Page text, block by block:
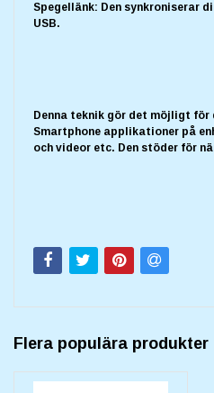
Spegellänk: Den synkroniserar
USB.
Denna teknik gör det möjligt
Smartphone applikationer på
och videor etc. Den stöder för
Flera populära produkter